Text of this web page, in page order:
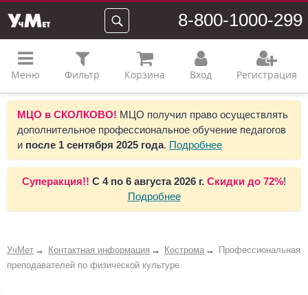
8-800-1000-299
Меню Фильтр Корзина Вход Регистрация
МЦО в СКОЛКОВО! МЦО получил право осуществлять
дополнительное профессиональное обучение педагогов
и после 1 сентября 2025 года. Подробнее
Суперакция!! С 4 по 6 августа 2026 г. Скидки до 72%!
Подробнее
УчМет Контактная информация Кострома
Профессиональная
преподавателей по физической культуре